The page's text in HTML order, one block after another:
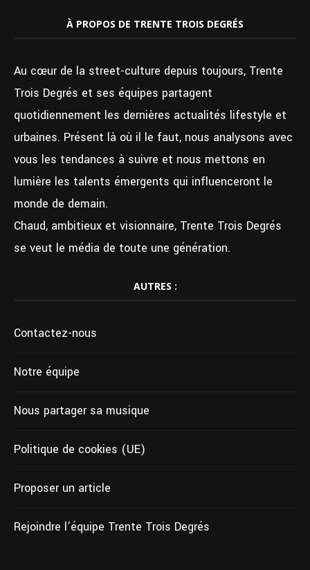
À PROPOS DE TRENTE TROIS DEGRÉS
Au cœur de la street-culture depuis toujours, Trente
Trois Degrés et ses équipes partagent
quotidiennement les dernières actualités lifestyle et
urbaines. Présent là où il le faut, nous analysons avec
vous les tendances à suivre et nous mettons en
lumière les talents émergents qui influenceront le
monde de demain.
Chaud, ambitieux et visionnaire, Trente Trois Degrés
se veut le média de toute une génération.
AUTRES :
Contactez-nous
Notre équipe
Nous partager sa musique
Politique de cookies (UE)
Proposer un article
Rejoindre l’équipe Trente Trois Degrés